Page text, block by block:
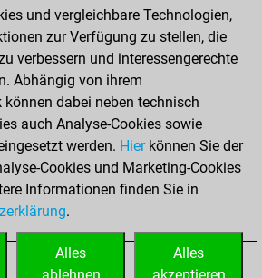
Februar
2023
You created
Fritz account
Fritz
You
1 blitz games
Play
You
blitz
und vergleichbare Technologien,
zur Verfügung zu stellen, die
verbessern und interessengerechte
Abhängig von ihrem
dabei neben technisch
auch Analyse-Cookies sowie
werden. Hierkönnen Sie der
Cookies und Marketing-Cookies
Informationen finden Sie in
.
Alles
Alles